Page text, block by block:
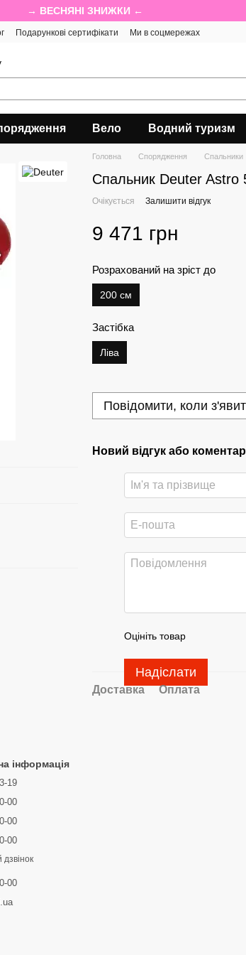
→ ВЕСНЯНІ ЗНИЖКИ ←
Подарункові сертифікати
Ми в соцмережах
Вело Водний туризм
Головна Спорядження Спальники
Спальник Deuter Astro
Очікується Залишити відгук
9 471 грн
Розрахований на зріст до
200 см
Застібка
Ліва
Повідомити, коли
Новий відгук або коментар
Оцініть товар
Надіслати
Доставка Оплата
інформація
19
00
00
00
00